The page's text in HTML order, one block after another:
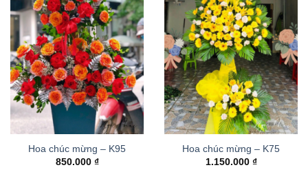
Hoa chúc mừng – K95
850.000 ₫
Hoa chúc mừng – K75
1.150.000 ₫